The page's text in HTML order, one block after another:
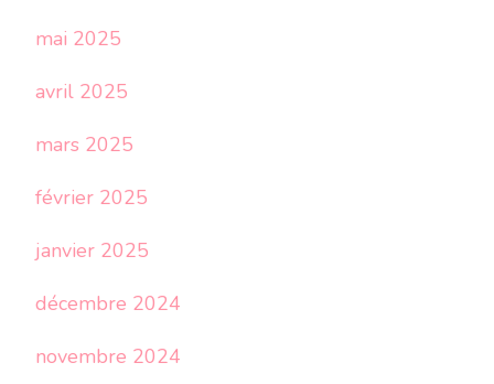
mai 2025
avril 2025
mars 2025
février 2025
janvier 2025
décembre 2024
novembre 2024